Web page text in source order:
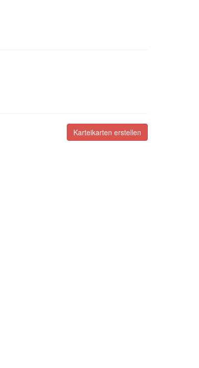
Karteikarten erstellen